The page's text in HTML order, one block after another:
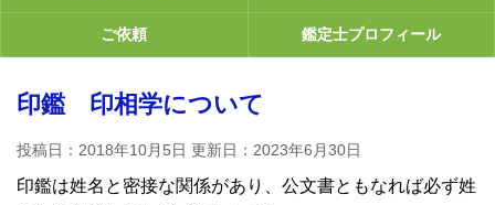
ご依頼 鑑定士プロフィール
印鑑 印相学について
投稿日：2018年10月5日 更新日： 2023年6月30日
印鑑は姓名と密接な関係があり、公文書ともなれば必ず姓